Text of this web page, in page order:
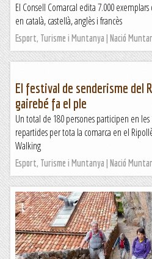
El Consell Comarcal edita 7.000
en català, castellà, anglès i francès
Esport, Turisme i Muntanya | Nació
El festival de senderisme del
gairebé fa el ple
Un total de 180 persones participen en les
repartides per tota la comarca en el
Walking
Esport, Turisme i Muntanya | Nació